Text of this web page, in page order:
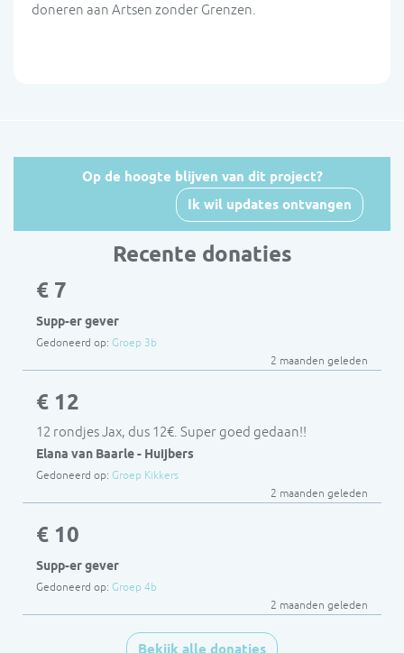
doneren aan Artsen zonder Grenzen.
Op de hoogte blijven van dit project?
Ik wil updates ontvangen
Recente donaties
€ 7
Supp-er gever
Gedoneerd op: Groep 3b
2 maanden geleden
€ 12
12 rondjes Jax, dus 12€. Super goed gedaan!!
Elana van Baarle - Huijbers
Gedoneerd op: Groep Kikkers
2 maanden geleden
€ 10
Supp-er gever
Gedoneerd op: Groep 4b
2 maanden geleden
Bekijk alle donaties